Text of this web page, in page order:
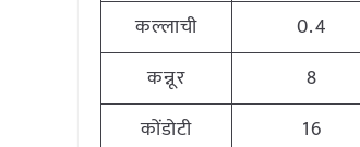
कल्लाची
0.4
कन्नूर
8
कोंडोटी
16